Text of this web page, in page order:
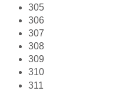
305
306
307
308
309
310
311